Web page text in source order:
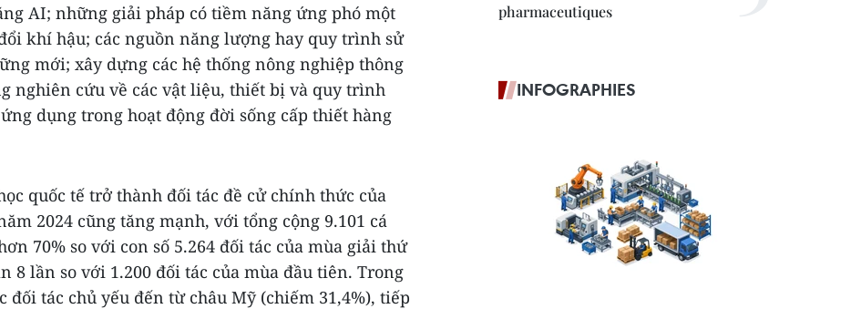
AI; những giải pháp có tiềm năng ứng phó một
khí hậu; các nguồn năng lượng hay quy trình sử
mới; xây dựng các hệ thống nông nghiệp thông
nghiên cứu về các vật liệu, thiết bị và quy trình
dụng trong hoạt động đời sống cấp thiết hàng
quốc tế trở thành đối tác đề cử chính thức của
2024 cũng tăng mạnh, với tổng cộng 9.101 cá
70% so với con số 5.264 đối tác của mùa giải thứ
8 lần so với 1.200 đối tác của mùa đầu tiên. Trong
đối tác chủ yếu đến từ châu Mỹ (chiếm 31,4%), tiếp
pharmaceutiques
INFOGRAPHIES